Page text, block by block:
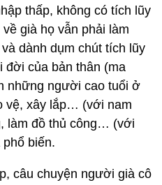
thấp, không có tích lũy
già họ vẫn phải làm
dành dụm chút tích lũy
đời của bản thân (ma
những người cao tuổi ở
vệ, xây lắp… (với nam
làm đồ thủ công… (với
biến.
câu chuyện người già cô